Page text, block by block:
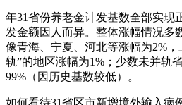
年31省份养老金计发基数全部实现
发金额因人而异。整体涨幅情况多
像青海、宁夏、河北等涨幅为2%
轨”的地区涨幅为1%；少数未并轨
99%（因历史基数较低）。
如何看待31省区市新增境外输入病